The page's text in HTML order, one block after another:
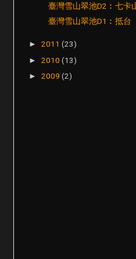
臺灣雪山翠池D2︰七卡
臺灣雪山翠池D1︰抵台
► 2011 (23)
► 2010 (13)
► 2009 (2)